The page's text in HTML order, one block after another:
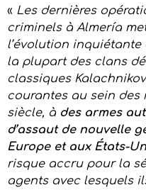
« Les dernières
criminels à Almería
l’évolution inquiétante
la plupart des clans
classiques
courantes au sein des
siècle, à des armes
d’assaut de nouvelle
Europe et aux États-
risque accru pour la
agents avec lesquels